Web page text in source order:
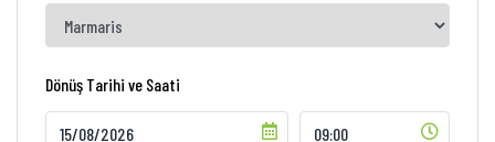
Dönüş Tarihi ve Saati